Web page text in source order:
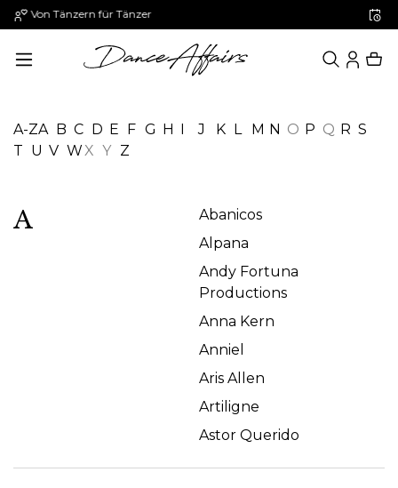
springen Paypal: 30 Tage später zahlen
A-ZA B C D E F G H I J K L M N O P Q R S
T U V WX Y Z
A
Abanicos
Alpana
Andy Fortuna
Productions
Anna Kern
Anniel
Aris Allen
Artiligne
Astor Querido